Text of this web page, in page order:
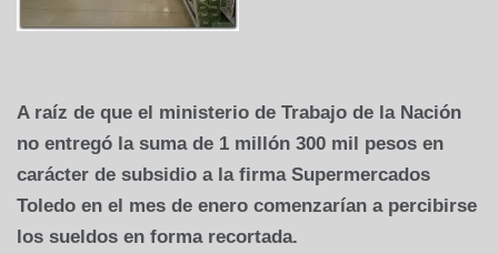
A raíz de que el ministerio de Trabajo de la Nación
no entregó la suma de 1 millón 300 mil pesos en
carácter de subsidio a la firma Supermercados
Toledo en el mes de enero comenzarían a percibirse
los sueldos en forma recortada.